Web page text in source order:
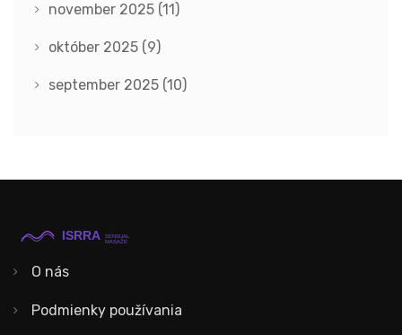
november 2025 (11)
október 2025 (9)
september 2025 (10)
O nás
Podmienky používania